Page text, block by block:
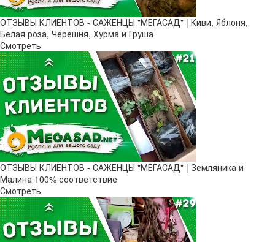
ОТЗЫВЫ КЛИЕНТОВ - САЖЕНЦЫ "МЕГАСАД" | Киви, Яблоня,
Белая роза, Черешня, Хурма и Груша
Смотреть
ОТЗЫВЫ КЛИЕНТОВ - САЖЕНЦЫ "МЕГАСАД" | Земляника и
Малина 100% соответствие
Смотреть